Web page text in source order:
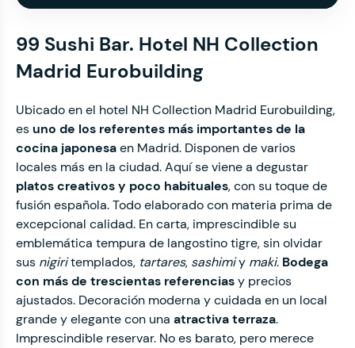
99 Sushi Bar. Hotel NH Collection
Madrid Eurobuilding
Ubicado en el hotel NH Collection Madrid Eurobuilding,
esuno de los referentes más importantes de la
cocina japonesaen Madrid. Disponen de varios
locales más en la ciudad. Aquí se viene a degustar
platos creativos y poco habituales, con su toque de
fusión española. Todo elaborado con materia prima de
excepcional calidad. En carta, imprescindible su
emblemática tempura de langostino tigre, sin olvidar
sus nigiritemplados, tartares, sashimiy maki. Bodega
con más de trescientas referenciasy precios
ajustados. Decoración moderna y cuidada en un local
grande y elegante con una atractiva terraza.
Imprescindible reservar. No es barato, pero merece